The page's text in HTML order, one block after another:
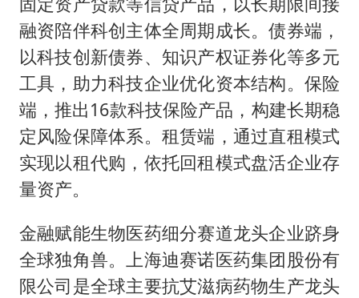
融资陪伴科创主体全周期成长。债券端，
以科技创新债券、知识产权证券化等多元
工具，助力科技企业优化资本结构。保险
端，推出16款科技保险产品，构建长期稳
定风险保障体系。租赁端，通过直租模式
实现以租代购，依托回租模式盘活企业存
量资产。
金融赋能生物医药细分赛道龙头企业跻身
全球独角兽。上海迪赛诺医药集团股份有
限公司是全球主要抗艾滋病药物生产龙头